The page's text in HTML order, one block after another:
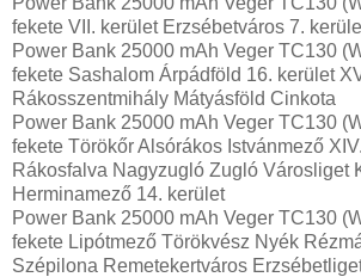
fekete VII. kerület Erzsébetváros 7.
Power Bank 25000 mAh Veger TC130
fekete Sashalom Árpádföld 16. kerület
Rákosszentmihály Mátyásföld Cinkota
Power Bank 25000 mAh Veger TC130
fekete Törökőr Alsórákos Istvánmező
Rákosfalva Nagyzugló Zugló Városliget
Herminamező 14. kerület
Power Bank 25000 mAh Veger TC130
fekete Lipótmező Törökvész Nyék
Szépilona Remetekertváros